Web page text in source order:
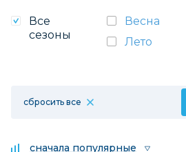
Все
сезоны
Весна
Лето
сбросить все
сначала популярные